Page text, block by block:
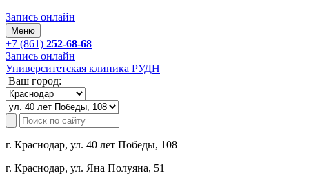
Запись онлайн
Меню
+7 (861) 252-68-68
Запись онлайн
Университетская клиника РУДН
Ваш город:
г. Краснодар, ул. 40 лет Победы, 108
г. Краснодар, ул. Яна Полуяна, 51